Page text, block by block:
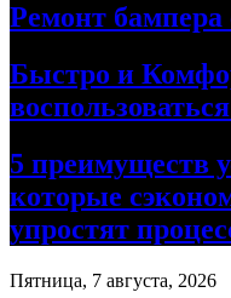
Ремонт
Быстро и
5 преимуществ
которые
упростят
Пятница, 7 августа, 2026